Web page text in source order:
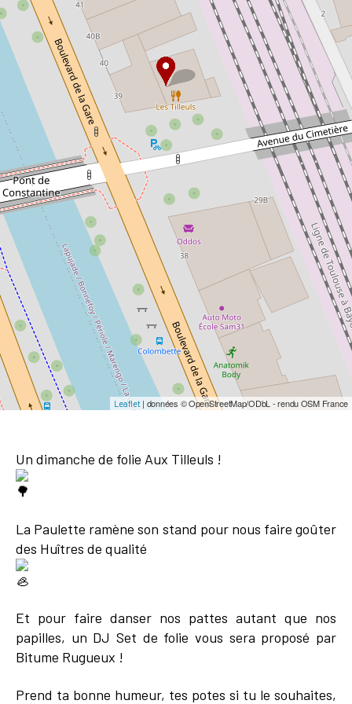
Leaflet| données © OpenStreetMap/ODbL - rendu OSM France
Un dimanche de folie Aux Tilleuls !
La Paulette ramène son stand pour nous faire goûter
des Huîtres de qualité
Et pour faire danser nos pattes autant que nos
papilles, un DJ Set de folie vous sera proposé par
Bitume Rugueux !
Prend ta bonne humeur, tes potes si tu le souhaites,